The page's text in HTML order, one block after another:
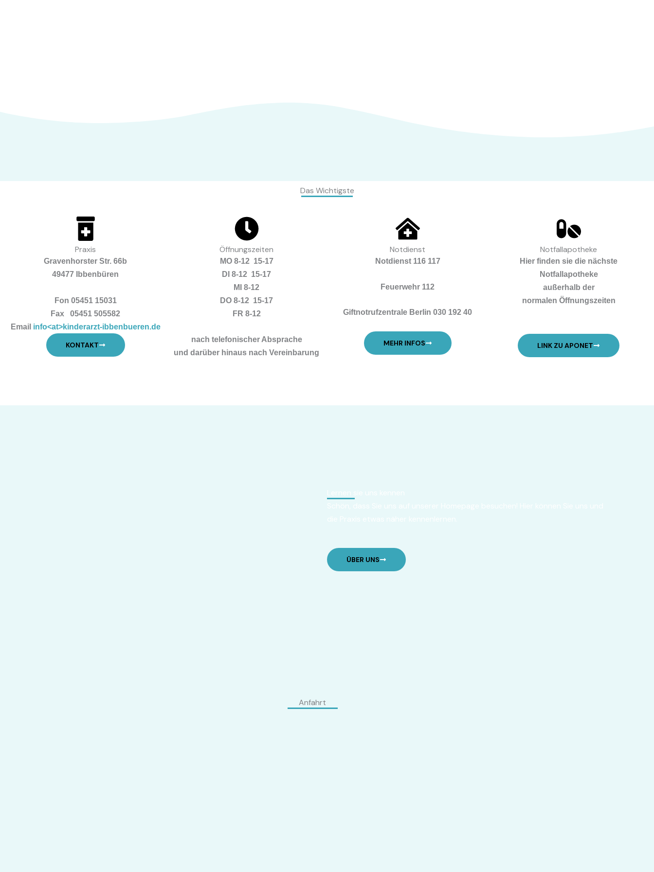
Das Wichtigste
Praxis
Gravenhorster Str. 66b
49477 Ibbenbüren
Fon 05451 15031
Fax 05451 505582
Email info<at>kinderarzt-ibbenbueren.de
KONTAKT
Öffnungszeiten
MO 8-12 15-17
DI 8-12 15-17
MI 8-12
DO 8-12 15-17
FR 8-12
nach telefonischer Absprache
und darüber hinaus nach Vereinbarung
Notdienst
Notdienst 116 117
Feuerwehr 112
Giftnotrufzentrale Berlin 030 192 40
MEHR INFOS
Notfallapotheke
Hier finden sie die nächste
Notfallapotheke
außerhalb der
normalen Öffnungszeiten
LINK ZU APONET
ÜBER UNS
Anfahrt